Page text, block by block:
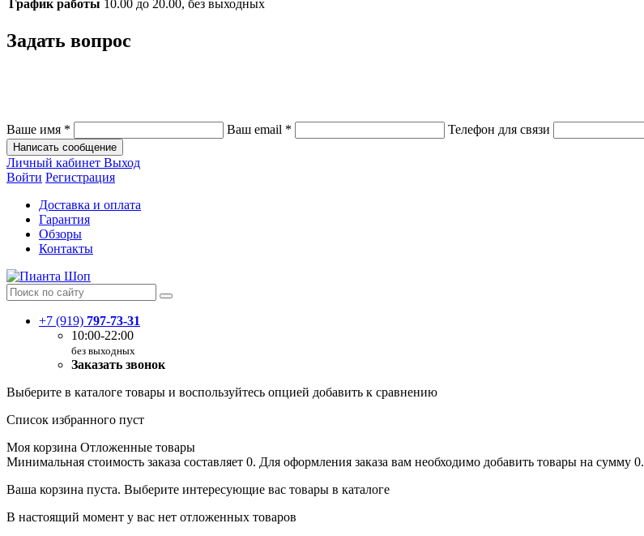
График работы 10.00 до 20.00, без выходных
Задать вопрос
Ваше имя * Ваш email * Телефон для связи
Написать сообщение
Личный кабинет Выход
Войти Регистрация
Доставка и оплата
Гарантия
Обзоры
Контакты
+7 (919) 797-73-31
10:00-22:00
без выходных
Заказать звонок
Выберите в каталоге товары и воспользуйтесь опцией добавить к сравнению
Список избранного пуст
Моя корзина Отложенные товары
Минимальная стоимость заказа составляет 0. Для оформления заказа вам необходимо добавить товары на сумму 0.
Ваша корзина пуста. Выберите интересующие вас товары в каталоге
В настоящий момент у вас нет отложенных товаров